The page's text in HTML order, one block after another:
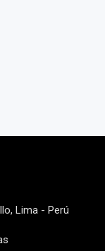
Lima - Perú